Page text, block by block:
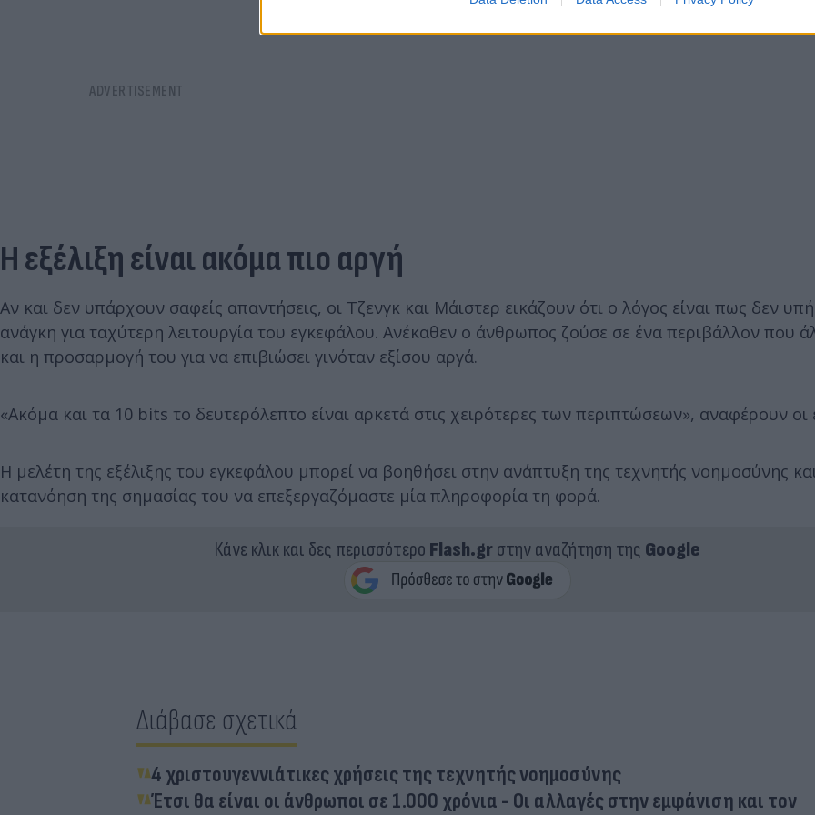
Η εξέλιξη είναι ακόμα πιο αργή
Αν και δεν υπάρχουν σαφείς απαντήσεις, οι Τζενγκ και Μάιστερ εικάζουν ότι ο λόγος είναι πως δεν
ανάγκη για ταχύτερη λειτουργία του εγκεφάλου. Ανέκαθεν ο άνθρωπος ζούσε σε ένα περιβάλλον που
και η προσαρμογή του για να επιβιώσει γινόταν εξίσου αργά.
«Ακόμα και τα 10 bits το δευτερόλεπτο είναι αρκετά στις χειρότερες των περιπτώσεων», αναφέρουν οι
Η μελέτη της εξέλιξης του εγκεφάλου μπορεί να βοηθήσει στην ανάπτυξη της τεχνητής νοημοσύνης
κατανόηση της σημασίας του να επεξεργαζόμαστε μία πληροφορία τη φορά.
Κάνε κλικ και δες περισσότερο Flash.grστην αναζήτηση της Google
Διάβασε σχετικά
4 χριστουγεννιάτικες χρήσεις της τεχνητής νοημοσύνης
Έτσι θα είναι οι άνθρωποι σε 1.000 χρόνια - Οι αλλαγές στην εμφάνιση και τον